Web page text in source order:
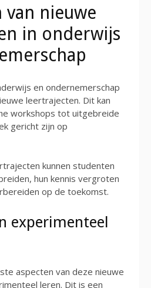
van nieuwe
in onderwijs
en ondernemerschap
leertrajecten. Dit kan
workshops tot uitgebreide
gericht zijn op
kunnen studenten
hun kennis vergroten
op de toekomst.
experimenteel
aspecten van deze nieuwe
leren. Dit is een